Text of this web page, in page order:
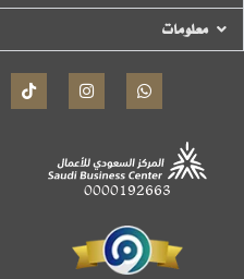
معلومات
0000192663